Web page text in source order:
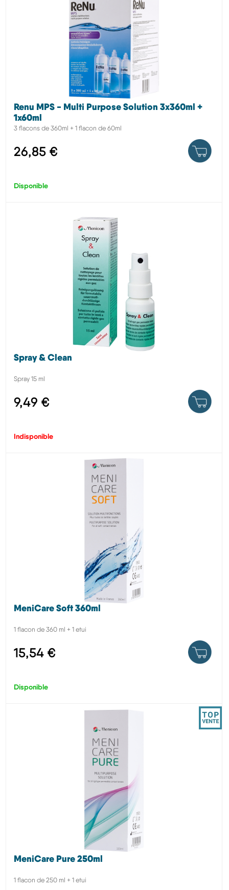
Renu MPS - Multi Purpose Solution 3x360ml +
1x60ml
3 flacons de 360ml + 1 flacon de 60ml
26,85 €
Disponible
Spray & Clean
Spray 15 ml
9,49 €
Indisponible
MeniCare Soft 360ml
1 flacon de 360 ml + 1 etui
15,54 €
Disponible
MeniCare Pure 250ml
1 flacon de 250 ml + 1 etui